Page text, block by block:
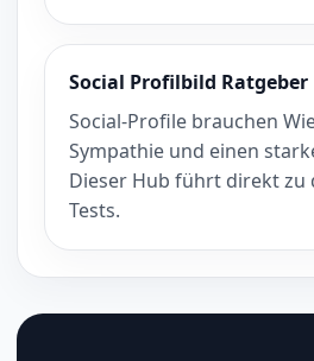
Social Profilbild Ratgeber
Social-Profile brauchen
Sympathie und einen
Dieser Hub führt direkt zu
Tests.